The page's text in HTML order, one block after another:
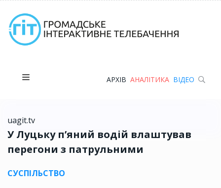
АРХІВ АНАЛІТИКА ВІДЕО
uagit.tv
У Луцьку п’яний водій влаштував
перегони з патрульними
СУСПІЛЬСТВО